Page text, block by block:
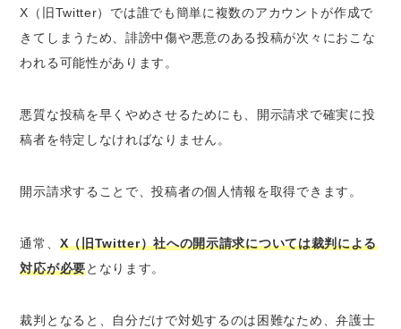
X（旧Twitter）では誰でも簡単に複数のアカウントが作成で
きてしまうため、誹謗中傷や悪意のある投稿が次々におこな
われる可能性があります。
悪質な投稿を早くやめさせるためにも、開示請求で確実に投
稿者を特定しなければなりません。
開示請求することで、投稿者の個人情報を取得できます。
通常、 X（旧Twitter）社への開示請求については裁判による
対応が必要となります。
裁判となると、自分だけで対処するのは困難なため、弁護士